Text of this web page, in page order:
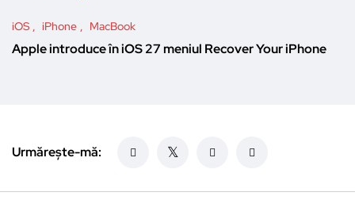
iOS iPhone MacBook
Apple introduce în iOS 27 meniul Recover Your iPhone
Urmărește-mă: